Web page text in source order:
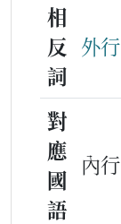
相
反
詞
外行
對
應
國
語
內